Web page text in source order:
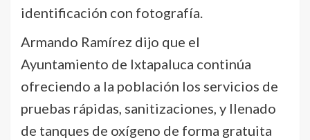
identificación con fotografía.
Armando Ramírez dijo que el
Ayuntamiento de Ixtapaluca continúa
ofreciendo a la población los servicios de
pruebas rápidas, sanitizaciones, y llenado
de tanques de oxígeno de forma gratuita